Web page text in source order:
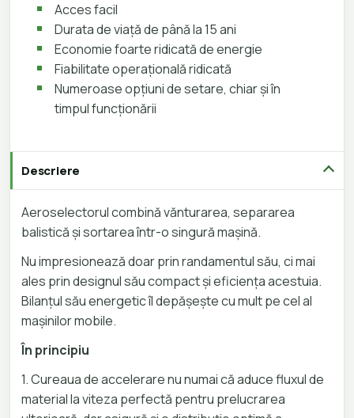
Acces facil
Durata de viață de până la 15 ani
Economie foarte ridicată de energie
Fiabilitate operațională ridicată
Numeroase opțiuni de setare, chiar și în
timpul funcționării
Descriere
Aeroselectorul combină vănturarea, separarea
balistică și sortarea într-o singură mașină.
Nu impresionează doar prin randamentul său, ci mai
ales prin designul său compactși eficiența acestuia.
Bilanțul său energetic îl depășește cu mult pe cel al
mașinilor mobile.
În principiu
1. Cureaua de accelerare nu numai că aduce fluxul de
material la viteza perfectă pentru prelucrarea